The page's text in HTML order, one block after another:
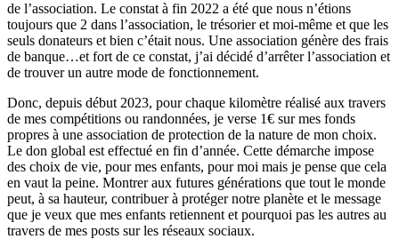
de l’association. Le constat à fin 2022 a été que nous n’étions
toujours que 2 dans l’association, le trésorier et moi-même et que les
seuls donateurs et bien c’était nous. Une association génère des frais
de banque…et fort de ce constat, j’ai décidé d’arrêter l’association et
de trouver un autre mode de fonctionnement.
Donc, depuis début 2023, pour chaque kilomètre réalisé aux travers
de mes compétitions ou randonnées, je verse 1€ sur mes fonds
propres à une association de protection de la nature de mon choix.
Le don global est effectué en fin d’année. Cette démarche impose
des choix de vie, pour mes enfants, pour moi mais je pense que cela
en vaut la peine. Montrer aux futures générations que tout le monde
peut, à sa hauteur, contribuer à protéger notre planète et le message
que je veux que mes enfants retiennent et pourquoi pas les autres au
travers de mes posts sur les réseaux sociaux.